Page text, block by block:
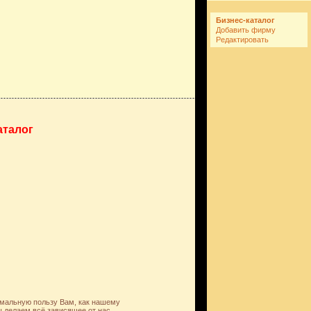
Бизнес-каталог
Добавить фирму
Редактировать
пользу Вам, как нашему